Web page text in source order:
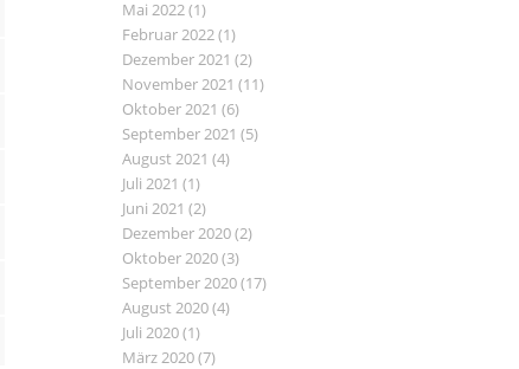
Mai 2022(1)
Februar 2022(1)
Dezember 2021 (2)
November 2021 (11)
Oktober 2021 (6)
September 2021 (5)
August 2021 (4)
Juli 2021 (1)
Juni 2021 (2)
Dezember 2020(2)
Oktober 2020(3)
September 2020(17)
August 2020(4)
Juli 2020(1)
März 2020(7)